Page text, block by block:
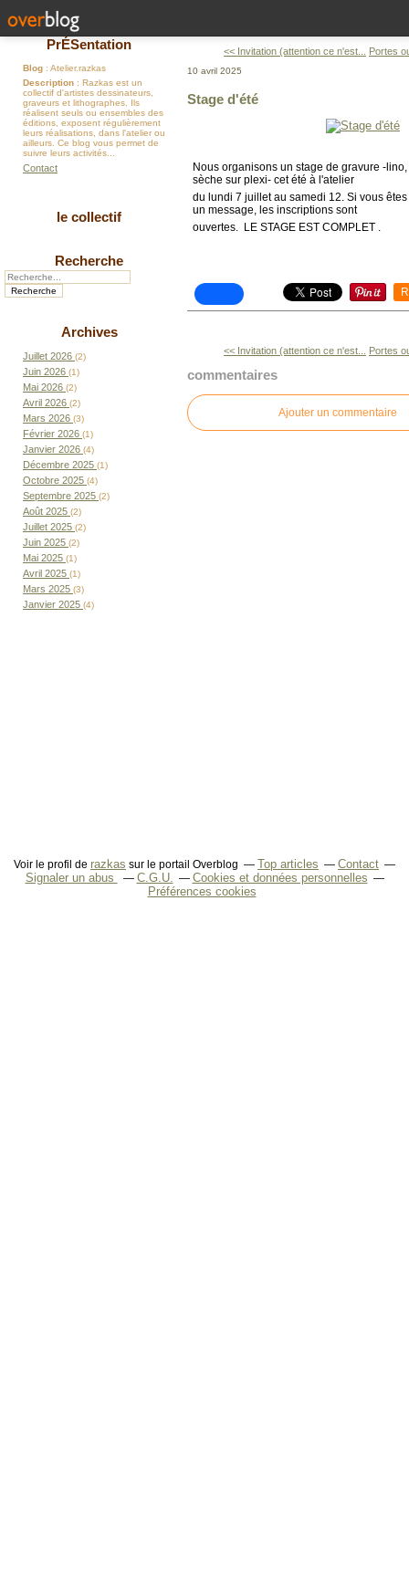
PrÉSentation
Blog : Atelier.razkas
Description : Razkas est un
collectif d'artistes dessinateurs,
graveurs et lithographes. Ils
réalisent seuls ou ensembles des
éditions, exposent régulièrement
leurs réalisations, dans l'atelier ou
ailleurs. Ce blog vous permet de
suivre leurs activités...
Contact
le collectif
Recherche
Archives
Juillet 2026 (2)
Juin 2026 (1)
Mai 2026 (2)
Avril 2026 (2)
Mars 2026 (3)
Février 2026 (1)
Janvier 2026 (4)
Décembre 2025 (1)
Octobre 2025 (4)
Septembre 2025 (2)
Août 2025 (2)
Juillet 2025 (2)
Juin 2025 (2)
Mai 2025 (1)
Avril 2025 (1)
Mars 2025 (3)
Janvier 2025 (4)
<< Invitation (attention ce n'est... Portes
10 avril 2025
Stage d'été
Nous organisons un stage de gravure -
sèche sur plexi- cet été à l'atelier
du lundi 7 juillet au samedi 12. Si vous
un message, les inscriptions sont
ouvertes. LE STAGE EST COMPLET .
<< Invitation (attention ce n'est... Portes
commentaires
Ajouter un commentaire
Voir le profil de razkas sur le portail Overblog Top articles
Contact
Signaler un abus
C.G.U.
Cookies et données personnelles
Préférences cookies